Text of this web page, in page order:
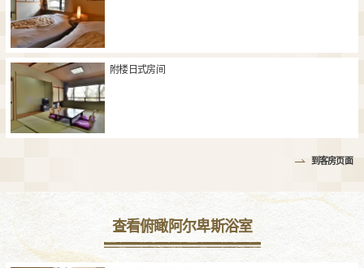
附楼日式房间
到客房页面
查看俯瞰阿尔卑斯浴室